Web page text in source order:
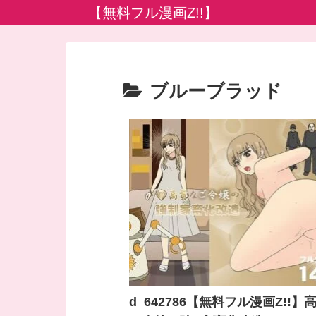
【無料フル漫画Z!!】
ブルーブラッド
d_642786【無料フル漫画Z!!】